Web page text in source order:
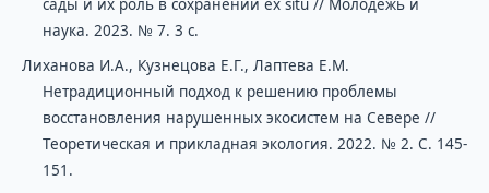
сады и их роль в сохранении ex situ // Молодежь и
наука. 2023. № 7. 3 с.
Лиханова И.А., Кузнецова Е.Г., Лаптева Е.М.
Нетрадиционный подход к решению проблемы
восстановления нарушенных экосистем на Севере //
Теоретическая и прикладная экология. 2022. № 2. С. 145-
151.